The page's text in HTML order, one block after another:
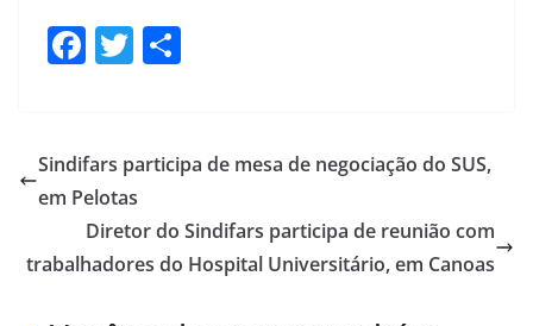
F
b
o
o
k
T
er e
Sindifars participa de mesa de negociação do SUS,
em Pelotas
Diretor do Sindifars participa de reunião com
trabalhadores do Hospital Universitário, em Canoas